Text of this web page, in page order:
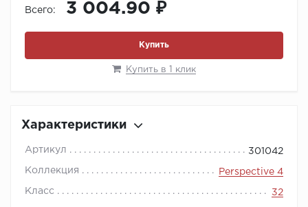
Всего: 3 004.90 ₽
Купить
Купить в 1 клик
Характеристики
Артикул 301042
Коллекция Perspective 4
Класс 32